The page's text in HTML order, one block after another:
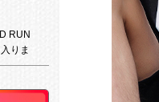
RUN
りま
ランキ